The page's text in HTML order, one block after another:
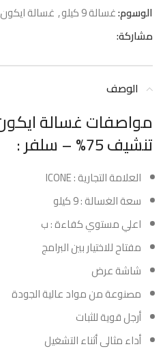
الوسوم:غسالة 9 كيلو , غسالة ايكون
مشاركة:
الوصف
تنشيف 75% – سلفر :
العلامة التجارية : ICONE
سعة الغسالة : 9 كيلو
اعلي مستوي كفاءة : ب
مفتاح للاختيار بين البرامج
شاشة عرض
مصنوعة من مواد عالية الجودة
أرجل قوية للثبات
أداء مثالى أثناء التشغيل